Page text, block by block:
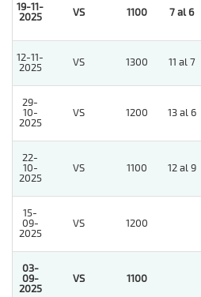
19-11-
2025
VS 1100 7 al 6
12-11-
2025
VS 1300 11 al 7
29-
10-
2025
VS 1200 13 al 6
22-
10-
2025
VS 1100 12 al 9
15-
09-
2025
VS 1200
03-
09-
2025
VS 1100